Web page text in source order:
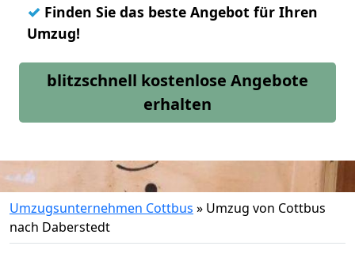
✓ Finden Sie das beste Angebot für Ihren
Umzug!
blitzschnell kostenlose Angebote
erhalten
Umzugsunternehmen Cottbus » Umzug von Cottbus
nach Daberstedt